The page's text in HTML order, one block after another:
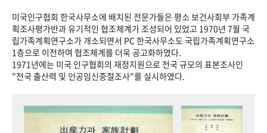
미국인구협회 한국사무소에 배치된 전문가들은 평소 보건사회부 가족계
획조사평가반과 유기적인 협조체계가 조성되어 있었고 1970년 7월 국
립가족계획연구소가 개소되면서 PC 한국사무소도 국립가족계획연구소
1층으로 이전하여 협조체계를 더욱 공고화하였다.
1971년에는 미국 인구협회의 재정지원으로 전국 규모의 표본조사인
"전국 출산력 및 인공임신중절조사"를 실시하였다.